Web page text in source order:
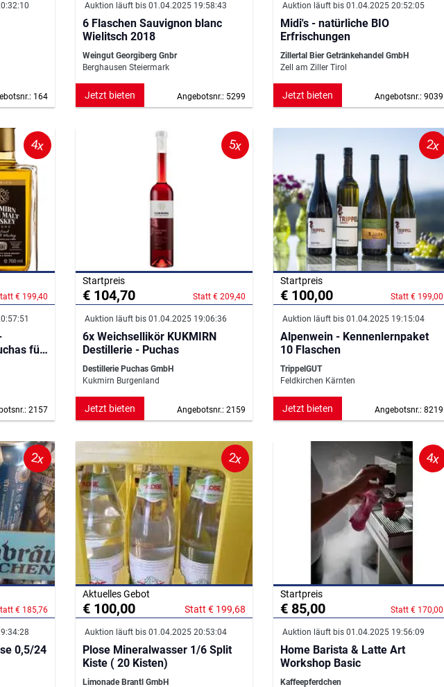
164
Auktion läuft bis 01.04.2025 19:58:43
6 Flaschen Sauvignon blanc
Wielitsch 2018
Weingut Georgiberg Gnbr
Berghausen Steiermark
Angebotsnr.: 5299
Jetzt bieten
Auktion läuft bis 01.04.2025 20:52:05
Midi's - natürliche BIO
Erfrischungen
Zillertal Bier Getränkehandel GmbH
Zell am Ziller Tirol
Angebotsnr.: 9039
Jetzt bieten
4x
€ 199,40
für
2157
5x
Startpreis
€ 104,70 Statt € 209,40
Auktion läuft bis 01.04.2025 19:06:36
6x Weichsellikör KUKMIRN
Destillerie - Puchas
Destillerie Puchas GmbH
Kukmirn Burgenland
Angebotsnr.: 2159
Jetzt bieten
2x
Startpreis
€ 100,00 Statt € 199,00
Auktion läuft bis 01.04.2025 19:15:04
Alpenwein - Kennenlernpaket
10 Flaschen
TrippelGUT
Feldkirchen Kärnten
Angebotsnr.: 8219
Jetzt bieten
2x
€ 185,76
0,5/24
2x
Aktuelles Gebot
€ 100,00 Statt € 199,68
Auktion läuft bis 01.04.2025 20:53:04
Plose Mineralwasser 1/6 Split
Kiste ( 20 Kisten)
Limonade Brantl GmbH
4x
Startpreis
€ 85,00 Statt € 170,00
Auktion läuft bis 01.04.2025 19:56:09
Home Barista & Latte Art
Workshop Basic
Kaffeepferdchen